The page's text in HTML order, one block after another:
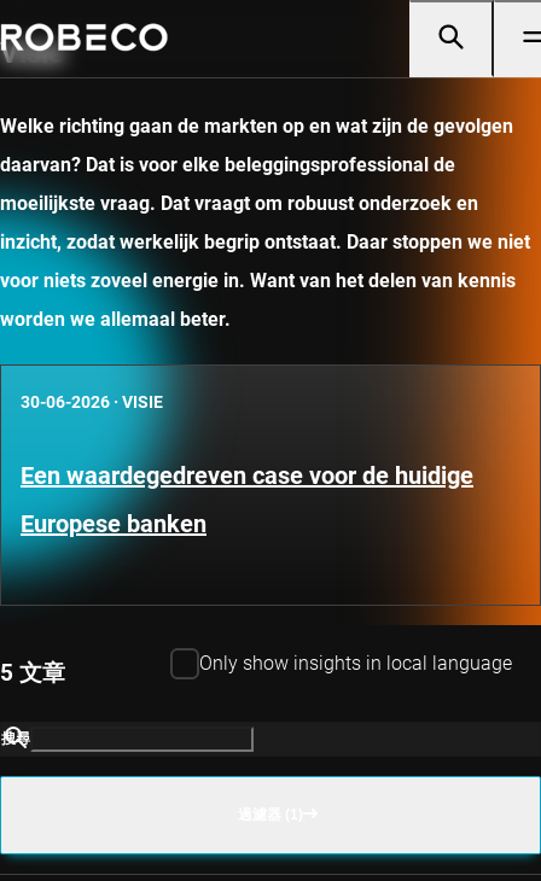
Visie
Welke richting gaan de markten op en wat zijn de gevolgen
daarvan? Dat is voor elke beleggingsprofessional de
moeilijkste vraag. Dat vraagt om robuust onderzoek en
inzicht, zodat werkelijk begrip ontstaat. Daar stoppen we niet
voor niets zoveel energie in. Want van het delen van kennis
worden we allemaal beter.
30-06-2026 · VISIE
Een waardegedreven case voor de huidige
Europese banken
5 文章 Only show insights in local language
搜尋